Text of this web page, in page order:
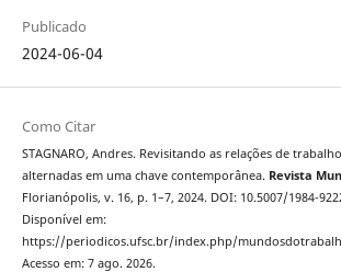
Publicado
2024-06-04
Como Citar
STAGNARO, Andres. Revisitando as relações de
alternadas em uma chave contemporânea. Revista
Florianópolis, v. 16, p. 1–7, 2024. DOI: 10.5007/1984-
Disponível em:
https://periodicos.ufsc.br/index.php/
Acesso em: 7 ago. 2026.